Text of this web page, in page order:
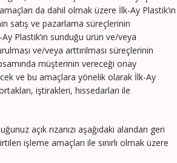
da dahil olmak üzere İlk-Ay Plastik’ın
satış ve pazarlama süreçlerinin
Plastik’ın sunduğu ürün ve/veya
ve/veya arttırılması süreçlerinin
müşterinin vereceği onay
ve bu amaçlara yönelik olarak İlk-Ay
iştirakleri, hissedarları ile
açık rızanızı aşağıdaki alandan geri
işleme amaçları ile sınırlı olmak üzere